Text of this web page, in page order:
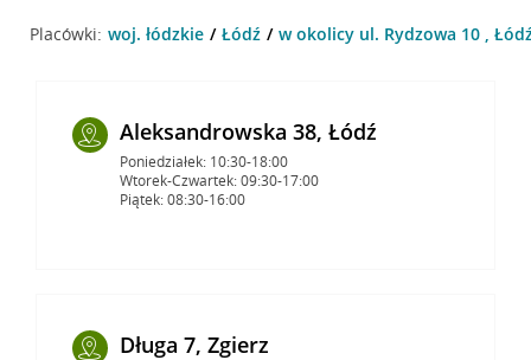
Placówki: woj. łódzkie Łódź w okolicy ul. Rydzowa 10 ,
Aleksandrowska 38, Łódź
Poniedziałek: 10:30-18:00
Wtorek-Czwartek: 09:30-17:00
Piątek: 08:30-16:00
Długa 7, Zgierz